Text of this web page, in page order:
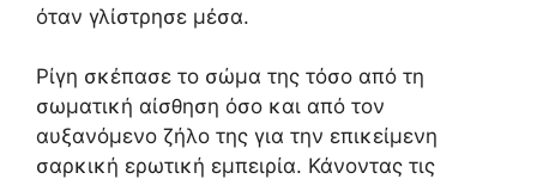
όταν γλίστρησε μέσα.
Ρίγη σκέπασε το σώμα της τόσο από τη
σωματική αίσθηση όσο και από τον
αυξανόμενο ζήλο της για την επικείμενη
σαρκική ερωτική εμπειρία. Κάνοντας τις